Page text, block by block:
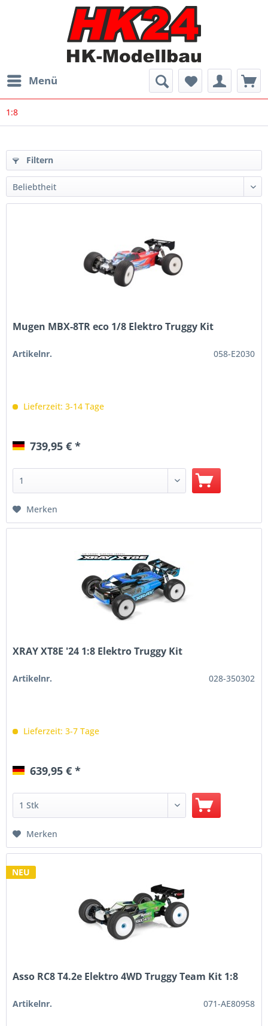
Menü
1:8
Filtern
Mugen MBX-8TR eco 1/8 Elektro Truggy Kit
Artikelnr. 058-E2030
Lieferzeit: 3-14 Tage
739,95 € *
Merken
XRAY XT8E '24 1:8 Elektro Truggy Kit
Artikelnr. 028-350302
Lieferzeit: 3-7 Tage
639,95 € *
Merken
NEU
Asso RC8 T4.2e Elektro 4WD Truggy Team Kit 1:8
Artikelnr. 071-AE80958